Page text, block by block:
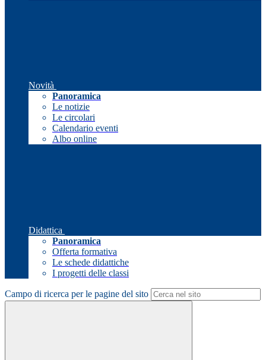
Novità
Panoramica
Le notizie
Le circolari
Calendario eventi
Albo online
Didattica
Panoramica
Offerta formativa
Le schede didattiche
I progetti delle classi
Campo di ricerca per le pagine del sito